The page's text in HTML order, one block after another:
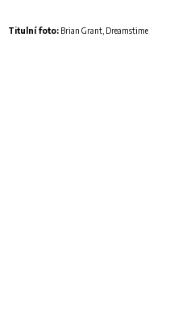
Titulní foto: Brian Grant, Dreamstime